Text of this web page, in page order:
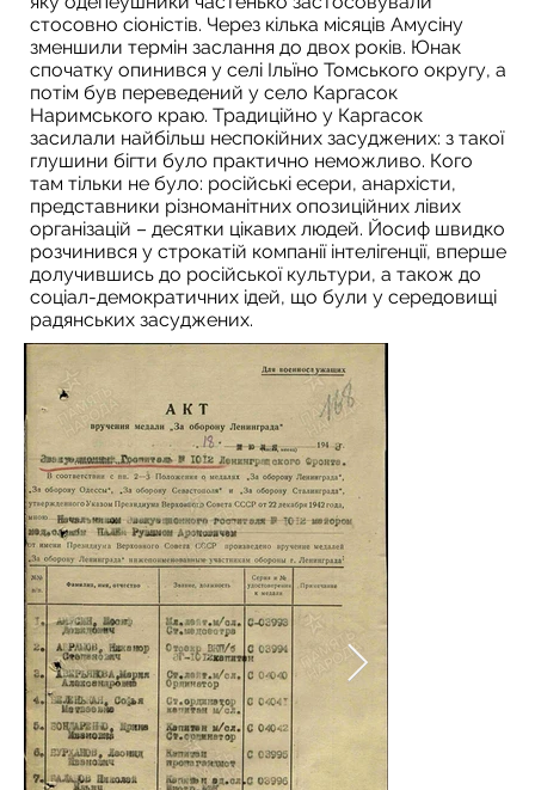
стосовно сіоністів. Через кілька місяців Амусіну
зменшили термін заслання до двох років. Юнак
спочатку опинився у селі Ільїно Томського округу, а
потім був переведений у село Каргасок
Наримського краю. Традиційно у Каргасок
засилали найбільш неспокійних засуджених: з такої
глушини бігти було практично неможливо. Кого
там тільки не було: російські есери, анархісти,
представники різноманітних опозиційних лівих
організацій – десятки цікавих людей. Йосиф швидко
розчинився у строкатій компанії інтелігенції, вперше
долучившись до російської культури, а також до
соціал-демократичних ідей, що були у середовищі
радянських засуджених.